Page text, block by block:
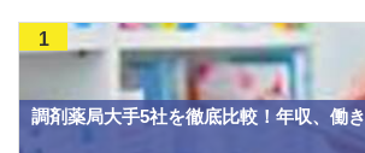
調剤薬局大手5社を徹底比較！年収、働
1